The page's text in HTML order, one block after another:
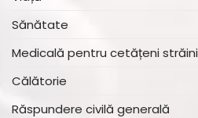
Sănătate
Medicală pentru cetățeni străini
Călătorie
Răspundere civilă generală